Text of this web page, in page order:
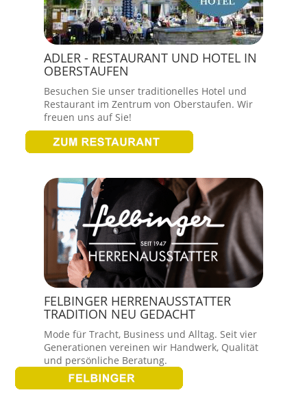
ADLER - RESTAURANT UND HOTEL IN
OBERSTAUFEN
Besuchen Sie unser traditionelles Hotel und
Restaurant im Zentrum von Oberstaufen. Wir
freuen uns auf Sie!
FELBINGER HERRENAUSSTATTER
TRADITION NEU GEDACHT
Mode für Tracht, Business und Alltag. Seit vier
Generationen vereinen wir Handwerk, Qualität
und persönliche Beratung.